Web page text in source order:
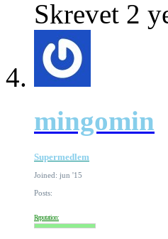
Skrevet 2
mingomin
Supermedlem
Joined: jun '15
Posts:
Reputation: